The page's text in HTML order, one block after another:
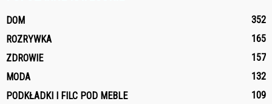
DOM
352
ROZRYWKA
165
ZDROWIE
157
MODA
132
PODKŁADKI I FILC POD MEBLE
109